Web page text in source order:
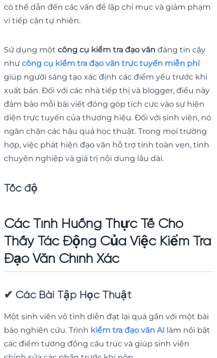
có thể dẫn đến các vấn đề lập chỉ mục và giảm phạm
vi tiếp cận tự nhiên.
Sử dụng một công cụ kiểm tra đạo văn đáng tin cậy
như công cụ kiểm tra đạo văn trực tuyến miễn phí
giúp người sáng tạo xác định các điểm yếu trước khi
xuất bản. Đối với các nhà tiếp thị và blogger, điều này
đảm bảo mỗi bài viết đóng góp tích cực vào sự hiện
diện trực tuyến của thương hiệu. Đối với sinh viên, nó
ngăn chặn các hậu quả học thuật. Trong mọi trường
hợp, việc phát hiện đạo văn hỗ trợ tính toàn vẹn, tính
chuyên nghiệp và giá trị nội dung lâu dài.
Tốc độ
Các Tình Huống Thực Tế Cho
Thấy Tác Động Của Việc Kiểm Tra
Đạo Văn Chính Xác
✔ Các Bài Tập Học Thuật
Một sinh viên vô tình diễn đạt lại quá gần với một bài
báo nghiên cứu. Trình kiểm tra đạo văn AI làm nổi bật
các điểm tương đồng cấu trúc và giúp sinh viên